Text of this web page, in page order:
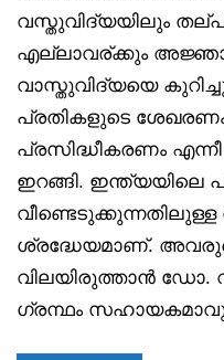
വസ്തുവിദ്യയിലും
എല്ലാവര്ക്കും
വാസ്തുവിദ്യയെ
പ്രതികളുടെ
പ്രസിദ്ധീകരണം
ഇറങ്ങി. ഇന്ത്യയിലെ
ശ്രദ്ധേയമാണ്.
വിലയിരുത്താൻ
ഗ്രന്ഥം